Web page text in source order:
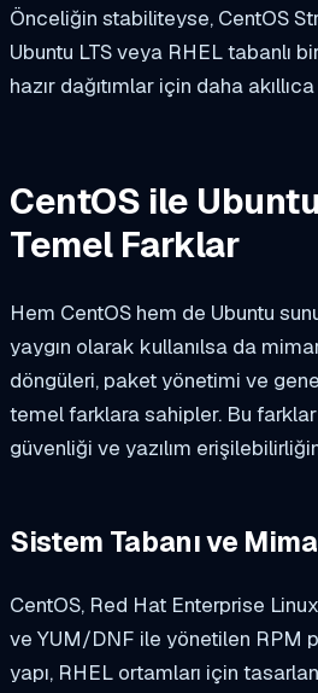
Önceliğin stabiliteyse, CentOS
Ubuntu LTS veya RHEL tabanlı
hazır dağıtımlar için daha
CentOS ile
Temel Farklar
Hem CentOS hem de Ubuntu
yaygın olarak kullanılsa da
döngüleri, paket yönetimi ve
temel farklara sahipler. Bu
güvenliği ve yazılım
Sistem Tabanı ve
CentOS, Red Hat Enterprise
ve YUM/DNF ile yönetilen RPM
yapı, RHEL ortamları için